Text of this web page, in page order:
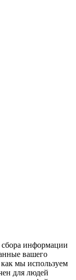
информации
вашего
мы используем
для людей